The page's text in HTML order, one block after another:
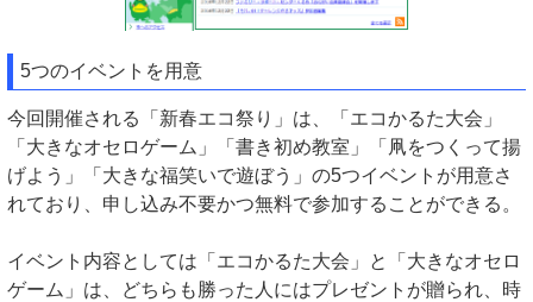
5つのイベントを用意
今回開催される「新春エコ祭り」は、「エコかるた大会」
「大きなオセロゲーム」「書き初め教室」「凧をつくって揚
げよう」「大きな福笑いで遊ぼう」の5つイベントが用意さ
れており、申し込み不要かつ無料で参加することができる。
イベント内容としては「エコかるた大会」と「大きなオセロ
ゲーム」は、どちらも勝った人にはプレゼントが贈られ、時